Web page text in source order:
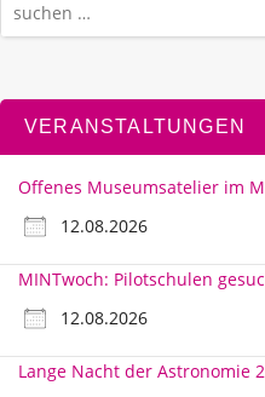
VERANSTALTUNGEN
Offenes Museumsatelier im
12.08.2026
MINTwoch: Pilotschulen
12.08.2026
Lange Nacht der Astronomie